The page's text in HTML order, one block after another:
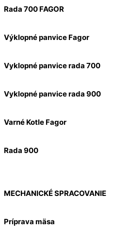
Rada 700 FAGOR
Výklopné panvice Fagor
Vyklopné panvice rada 700
Vyklopné panvice rada 900
Varné Kotle Fagor
Rada 900
MECHANICKÉ SPRACOVANIE
Príprava mäsa